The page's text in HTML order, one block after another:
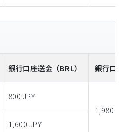
銀行口座送金 （BRL） 銀行口
800 JPY
1,980
1,600 JPY